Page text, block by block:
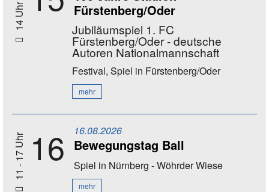
14 Uhr
Fürstenberg/Oder
Jubiläumspiel 1. FC
Fürstenberg/Oder - deutsche
Autoren Nationalmannschaft
Festival, Spiel in Fürstenberg/Oder
mehr
11 - 17 Uhr 16 16.08.2026
Bewegungstag Ball
Spiel in Nürnberg - Wöhrder Wiese
mehr